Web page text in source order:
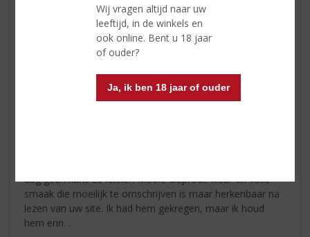
Wij vragen altijd naar uw
leeftijd, in de winkels en
ook online. Bent u 18 jaar
of ouder?
Ja, ik ben 18 jaar of ouder
Reviews
Schrijf een review
(4,5
dag geen kans zo lekker. Mooie dieprode kleur en volle
smaak die moeilijk te omschrijven is maar herkenbaar na
lezen van uw site. Ik had hem gekregen, maar ik houd
hem erin. .